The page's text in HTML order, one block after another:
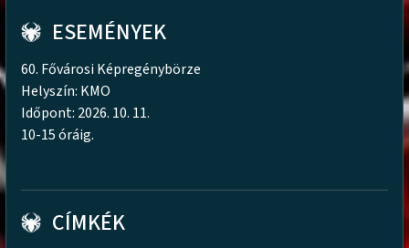
ESEMÉNYEK
60. Fővárosi Képregénybörze
Helyszín: KMO
Időpont: 2026. 10. 11.
10-15 óráig.
CÍMKÉK